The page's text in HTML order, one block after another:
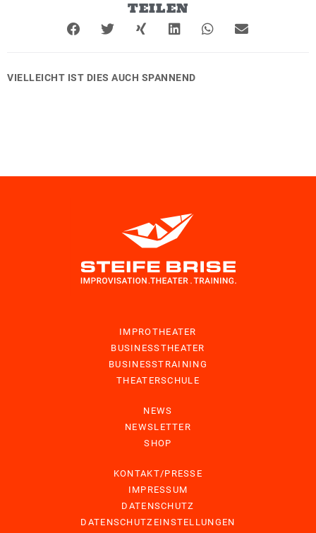
TEILEN
VIELLEICHT IST DIES AUCH SPANNEND
IMPROTHEATER
BUSINESSTHEATER
BUSINESSTRAINING
THEATERSCHULE
NEWS
NEWSLETTER
SHOP
KONTAKT/PRESSE
IMPRESSUM
DATENSCHUTZ
DATENSCHUTZEINSTELLUNGEN